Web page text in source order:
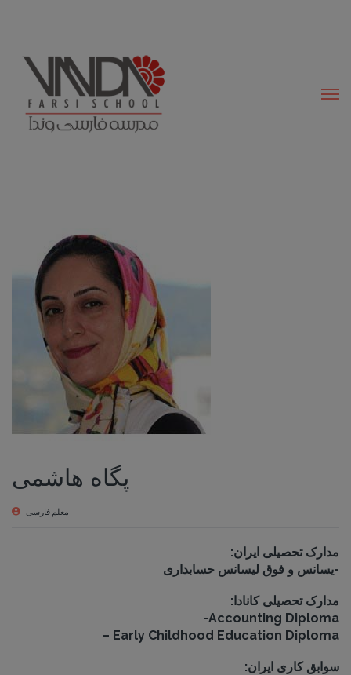
پگاه هاشمی
معلم فارسی
:مدارک تحصیلی ایران
یسانس و فوق لیسانس حسابداری-
:مدارک تحصیلی کانادا
-Accounting Diploma
– Early Childhood Education Diploma
:سوابق کاری ایران